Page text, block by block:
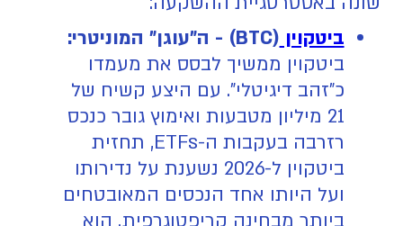
ביטקוין (BTC) - ה"עוגן" המוניטרי:
ביטקוין ממשיך לבסס את מעמדו
כ"זהב דיגיטלי". עם היצע קשיח של
21 מיליון מטבעות ואימוץ גובר כנכס
רזרבה בעקבות ה-ETFs, תחזית
ביטקוין ל-2026 נשענת על נדירותו
ועל היותו אחד הנכסים המאובטחים